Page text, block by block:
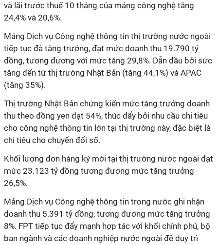
và lãi trước thuế 10 tháng của mảng công nghệ tăng
24,4% và 20,6%.
Mảng Dịch vụ Công nghệ thông tin thị trường nước ngoài
tiếp tục đà tăng trưởng, đạt mức doanh thu 19.790 tỷ
đồng, tương đương với mức tăng 29,8%. Dẫn đầu bởi sức
tăng đến từ thị trường Nhật Bản (tăng 44,1%) và APAC
(tăng 35%).
Thị trường Nhật Bản chứng kiến mức tăng trưởng doanh
thu theo đồng yen đạt 54%, thúc đẩy bởi nhu cầu chi tiêu
cho công nghệ thông tin lớn tại thị trường này, đặc biệt là
chi tiêu cho chuyển đổi số.
Khối lượng đơn hàng ký mới tại thị trường nước ngoài đạt
mức 23.123 tỷ đồng tương đương mức tăng trưởng
26,5%.
Mảng Dịch vụ Công nghệ thông tin trong nước ghi nhận
doanh thu 5.391 tỷ đồng, tương đương mức tăng trưởng
8%. FPT tiếp tục đẩy mạnh hợp tác với khối chính phủ, bộ
ban ngành và các doanh nghiệp nước ngoài để duy trì